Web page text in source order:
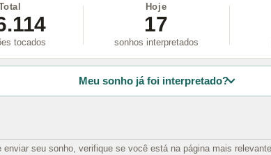
tocados
Hoje
17
sonhos interpretados
Meu sonho já foi interpretado?
enviar seu sonho, verifique se você está na página mais